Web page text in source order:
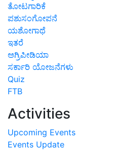
ತೋಟಗಾರಿಕೆ
ಪಶುಸಂಗೋಪನೆ
ಯಶೋಗಾಥೆ
ಇತರೆ
ಅಗ್ರಿಪೀಡಿಯಾ
ಸರ್ಕಾರಿ ಯೋಜನೆಗಳು
Quiz
FTB
Activities
Upcoming Events
Events Update